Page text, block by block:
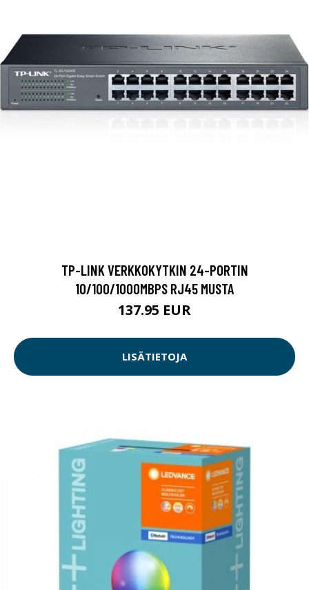
TP-LINK VERKKOKYTKIN 24-PORTIN
10/100/1000MBPS RJ45 MUSTA
137.95 EUR
LISÄTIETOJA